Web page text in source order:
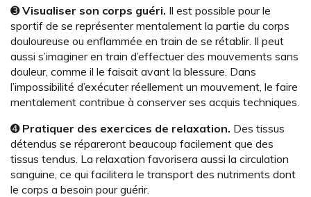
➌Visualiser son corps guéri. Il est possible pour le
sportif de se représenter mentalement la partie du corps
douloureuse ou enflammée en train de se rétablir. Il peut
aussi s’imaginer en train d’effectuer des mouvements sans
douleur, comme il le faisait avant la blessure. Dans
l’impossibilité d’exécuter réellement un mouvement, le faire
mentalement contribue à conserver ses acquis techniques.
➍ Pratiquer des exercices de relaxation. Des tissus
détendus se répareront beaucoup facilement que des
tissus tendus. La relaxation favorisera aussi la circulation
sanguine, ce qui facilitera le transport des nutriments dont
le corps a besoin pour guérir.